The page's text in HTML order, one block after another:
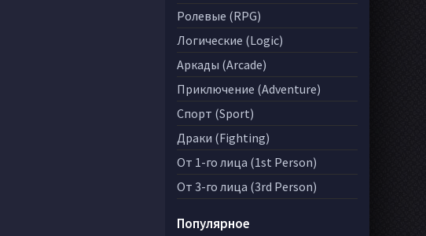
Ролевые (RPG)
Логические (Logic)
Аркады (Arcade)
Приключение (Adventure)
Спорт (Sport)
Драки (Fighting)
От 1-го лица (1st Person)
От 3-го лица (3rd Person)
Популярное